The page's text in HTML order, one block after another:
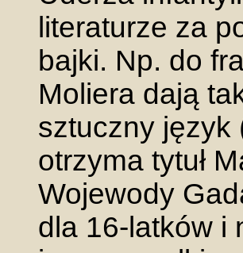
literaturze za
bajki. Np. do
Moliera dają
sztuczny język
otrzyma tytuł
Wojewody
dla 16-latków i